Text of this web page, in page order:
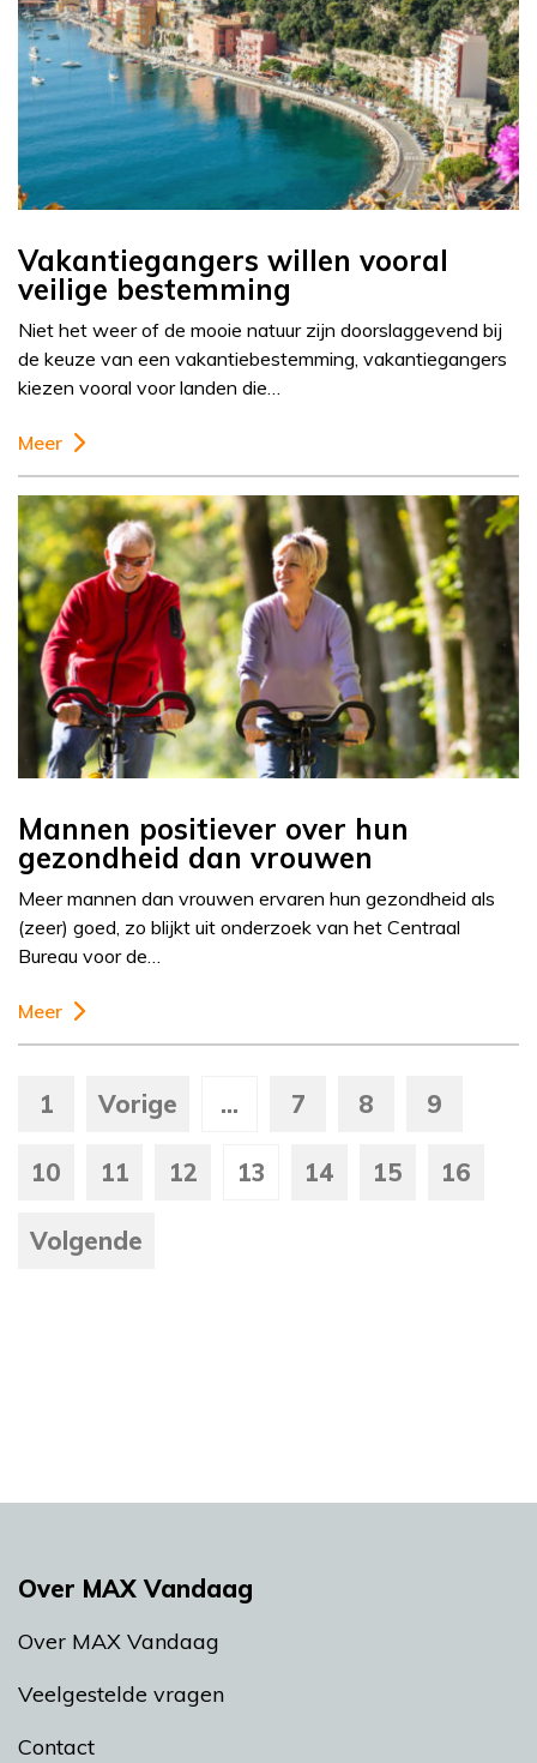
Vakantiegangers willen vooral
veilige bestemming
Niet het weer of de mooie natuur zijn doorslaggevend bij
de keuze van een vakantiebestemming, vakantiegangers
kiezen vooral voor landen die…
Meer
Mannen positiever over hun
gezondheid dan vrouwen
Meer mannen dan vrouwen ervaren hun gezondheid als
(zeer) goed, zo blijkt uit onderzoek van het Centraal
Bureau voor de…
Meer
1 Vorige ... 7 8 9
10 11 12 13 14 15 16
Volgende
Over MAX Vandaag
Over MAX Vandaag
Veelgestelde vragen
Contact